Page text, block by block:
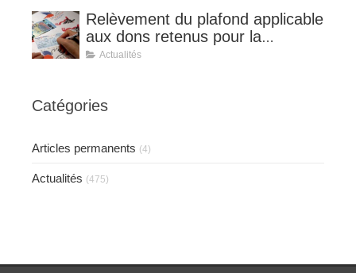
Relèvement du plafond applicable
aux dons retenus pour la
détermination de la réduction
Actualités
Catégories
Articles permanents (4)
Actualités (475)